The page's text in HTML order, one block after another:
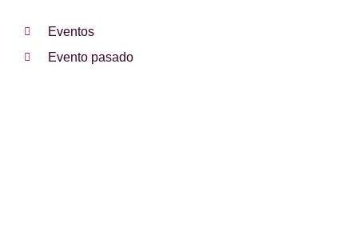
Eventos
Evento pasado